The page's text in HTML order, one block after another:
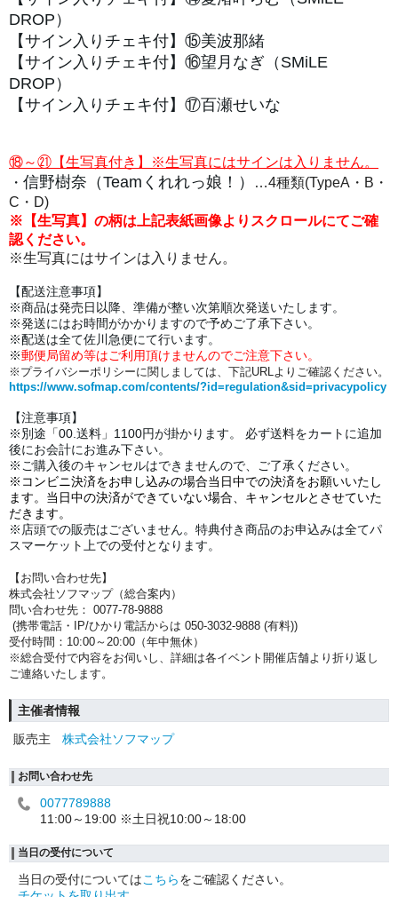
DROP）
【サイン入りチェキ付】⑮美波那緒
【サイン入りチェキ付】⑯望月なぎ（SMiLE
DROP）
【サイン入りチェキ付】⑰百瀬せいな
⑱～㉑ 【生写真付き】
※生写真にはサインは入りません。
・ 信野樹奈（Teamくれれっ娘！）
…4種類(TypeA・B・
C・D)
※【生写真】の柄は上記表紙画像よりスクロールにてご確
認ください。
※生写真にはサインは入りません。
【配送注意事項】
※商品は発売日以降、準備が整い次第順次発送いたします。
※発送にはお時間がかかりますので予めご了承下さい。
※配送は全て佐川急便にて行います。
※郵便局留め等はご利用頂けませんのでご注意下さい。
※プライバシーポリシーに関しましては、下記URLよりご確認ください。
https://www.sofmap.com/contents/?id=regulation&sid=privacypolicy
【注意事項】
※別途「00.送料」1100円が掛かります。 必ず送料をカートに追加
後にお会計にお進み下さい。
※ご購入後のキャンセルはできませんので、ご了承ください。
※ コンビニ決済をお申し込みの場合当日中での決済をお願いいたし
ます。当日中の決済ができていない場合、キャンセルとさせていた
だきます。
※店頭での販売はございません。 特典付き商品のお申込みは全てパ
スマーケット上での受付となります。
【お問い合わせ先】
株式会社ソフマップ（総合案内）
問い合わせ先： 0077-78-9888
(携帯電話・IP/ひかり電話からは 050-3032-9888 (有料))
受付時間：10:00～20:00（年中無休）
※総合受付で内容をお伺いし、詳細は各イベント開催店舗より折り返し
ご連絡いたします。
主催者情報
販売主
株式会社ソフマップ
お問い合わせ先
0077789888
11:00～19:00 ※土日祝10:00～18:00
当日の受付について
当日の受付についてはこちらをご確認ください。